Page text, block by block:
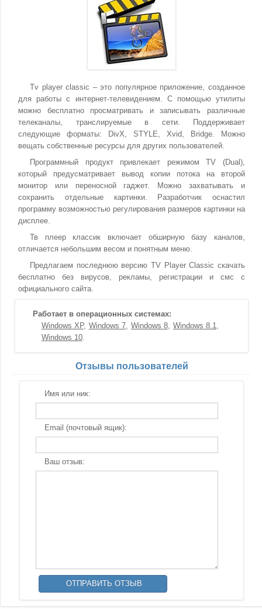
Tv player classic – это популярное приложение, созданное
для работы с интернет-телевидением. С помощью утилиты
можно бесплатно просматривать и записывать различные
телеканалы, транслируемые в сети. Поддерживает
следующие форматы: DivX, STYLE, Xvid, Bridge. Можно
вещать собственные ресурсы для других пользователей.
Программный продукт привлекает режимом TV (Dual),
который предусматривает вывод копии потока на второй
монитор или переносной гаджет. Можно захватывать и
сохранить отдельные картинки. Разработчик оснастил
программу возможностью регулирования размеров картинки на
дисплее.
Тв плеер классик включает обширную базу каналов,
отличается небольшим весом и понятным меню.
Предлагаем последнюю версию TV Player Classic скачать
бесплатно без вирусов, рекламы, регистрации и смс с
официального сайта.
Работает в операционных системах:
Windows XP
Windows 7 Windows 8
Windows 8.1
Windows 10
Отзывы пользователей
Имя или ник:
Email (почтовый ящик):
Ваш отзыв: